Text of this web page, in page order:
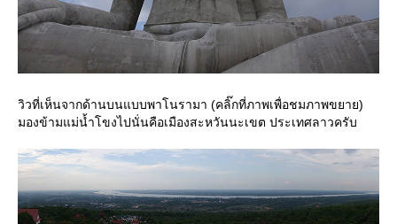
วิวที่เห็นจากด้านบนแบบพาโนรามา (คลิ๊กที่ภาพเพื่อชมภาพขยาย)
มองข้ามแม่น้ำโขงไปนั่นคือเมืองสะหวันนะเขต ประเทศลาวครับ